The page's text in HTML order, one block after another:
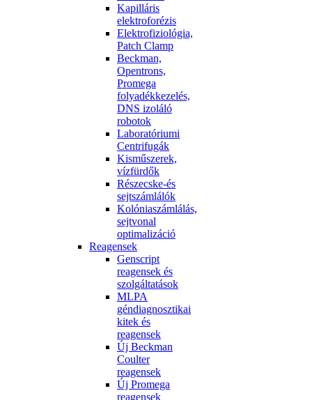
Kapilláris
elektroforézis
Elektrofiziológia,
Patch Clamp
Beckman,
Opentrons,
Promega
folyadékkezelés,
DNS izoláló
robotok
Laboratóriumi
Centrifugák
Kisműszerek,
vízfürdők
Részecske-és
sejtszámlálók
Kolóniaszámlálás,
sejtvonal
optimalizáció
Reagensek
Genscript
reagensek és
szolgáltatások
MLPA
géndiagnosztikai
kitek és
reagensek
Új Beckman
Coulter
reagensek
Új Promega
reagensek